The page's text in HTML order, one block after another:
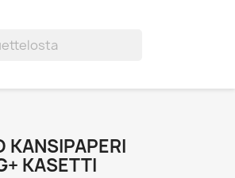
KANSIPAPERI
KASETTI